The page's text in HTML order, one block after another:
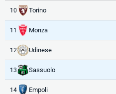
10 Torino
11 Monza
12 Udinese
13 Sassuolo
14 Empoli